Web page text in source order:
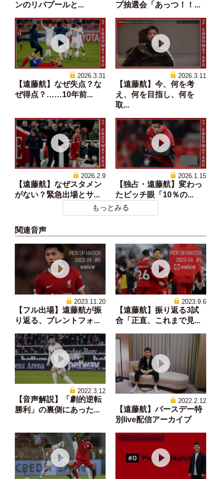
ンのリバプールと... プ抽選会「あっつ！！...
2026.3.31
【遠藤航】なぜ失点？な
ぜ得点？……10年前...
2026.3.11
【遠藤航】今、何を考
え、何を目指し、何を
取...
2026.2.9
【遠藤航】なぜスタメン
がない？緊急出場とサ...
2026.1.15
【独占・遠藤航】変わっ
たピッチ眼「10％の...
もっとみる
関連音声
2023.11.20
【フル出場】遠藤航が振
り返る、ブレントフォ...
2023.9.6
【遠藤航】振り返る3試
合「正直、これまで見...
2022.3.12
【音声解説】「劇的逆転
勝利」の裏側にあった...
2022.2.12
【遠藤航】バースデー特
別live配信アーカイブ